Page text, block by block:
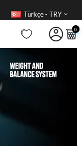
Türkçe - TRY
0